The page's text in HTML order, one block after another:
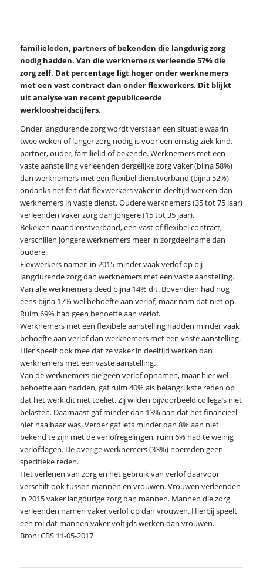
familieleden, partners of bekenden die langdurig zorg
nodig hadden. Van die werknemers verleende 57% die
zorg zelf. Dat percentage ligt hoger onder werknemers
met een vast contract dan onder flexwerkers. Dit blijkt
uit analyse van recent gepubliceerde
werkloosheidscijfers.
Onder langdurende zorg wordt verstaan een situatie waarin
twee weken of langer zorg nodig is voor een ernstig ziek kind,
partner, ouder, familielid of bekende. Werknemers met een
vaste aanstelling verleenden dergelijke zorg vaker (bijna 58%)
dan werknemers met een flexibel dienstverband (bijna 52%),
ondanks het feit dat flexwerkers vaker in deeltijd werken dan
werknemers in vaste dienst. Oudere werknemers (35 tot 75 jaar)
verleenden vaker zorg dan jongere (15 tot 35 jaar).
Bekeken naar dienstverband, een vast of flexibel contract,
verschillen jongere werknemers meer in zorgdeelname dan
oudere.
Flexwerkers namen in 2015 minder vaak verlof op bij
langdurende zorg dan werknemers met een vaste aanstelling.
Van alle werknemers deed bijna 14% dit. Bovendien had nog
eens bijna 17% wel behoefte aan verlof, maar nam dat niet op.
Ruim 69% had geen behoefte aan verlof.
Werknemers met een flexibele aanstelling hadden minder vaak
behoefte aan verlof dan werknemers met een vaste aanstelling.
Hier speelt ook mee dat ze vaker in deeltijd werken dan
werknemers met een vaste aanstelling.
Van de werknemers die geen verlof opnamen, maar hier wel
behoefte aan hadden, gaf ruim 40% als belangrijkste reden op
dat het werk dit niet toeliet. Zij wilden bijvoorbeeld collega’s niet
belasten. Daarnaast gaf minder dan 13% aan dat het financieel
niet haalbaar was. Verder gaf iets minder dan 8% aan niet
bekend te zijn met de verlofregelingen, ruim 6% had te weinig
verlofdagen. De overige werknemers (33%) noemden geen
specifieke reden.
Het verlenen van zorg en het gebruik van verlof daarvoor
verschilt ook tussen mannen en vrouwen. Vrouwen verleenden
in 2015 vaker langdurige zorg dan mannen. Mannen die zorg
verleenden namen vaker verlof op dan vrouwen. Hierbij speelt
een rol dat mannen vaker voltijds werken dan vrouwen.
Bron: CBS 11-05-2017